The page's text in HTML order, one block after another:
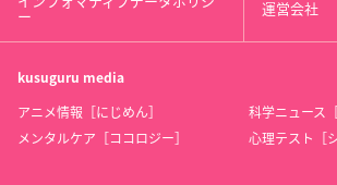
ー 運営会社
kusuguru media
アニメ情報［にじめん］
科学ニュース
メンタルケア［ココロジー］
心理テスト［